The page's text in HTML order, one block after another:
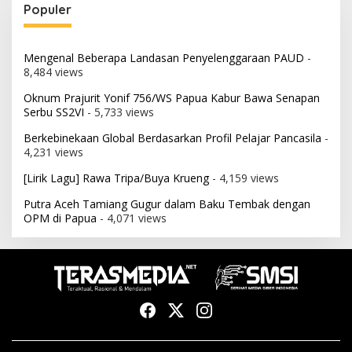
Populer
Mengenal Beberapa Landasan Penyelenggaraan PAUD -
8,484 views
Oknum Prajurit Yonif 756/WS Papua Kabur Bawa Senapan
Serbu SS2VI - 5,733 views
Berkebinekaan Global Berdasarkan Profil Pelajar Pancasila -
4,231 views
[Lirik Lagu] Rawa Tripa/Buya Krueng- 4,159 views
Putra Aceh Tamiang Gugur dalam Baku Tembak dengan
OPM di Papua - 4,071 views